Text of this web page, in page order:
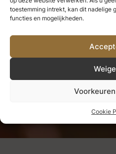
toestemming intrekt, kan dit nadelige
functies en mogelijkheden.
Cookie
we nooit
diep
van
Helen